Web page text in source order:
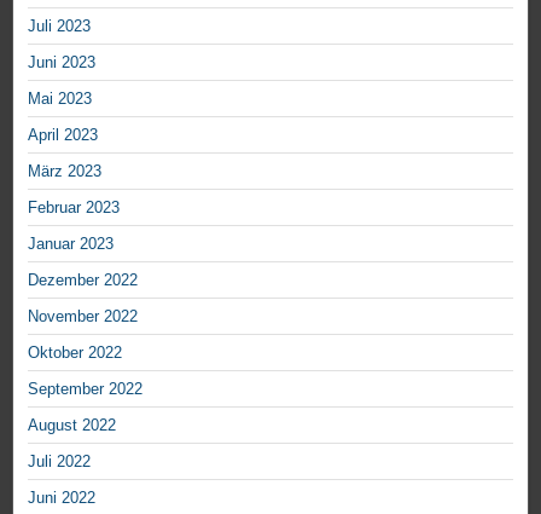
Juli 2023
Juni 2023
Mai 2023
April 2023
März 2023
Februar 2023
Januar 2023
Dezember 2022
November 2022
Oktober 2022
September 2022
August 2022
Juli 2022
Juni 2022